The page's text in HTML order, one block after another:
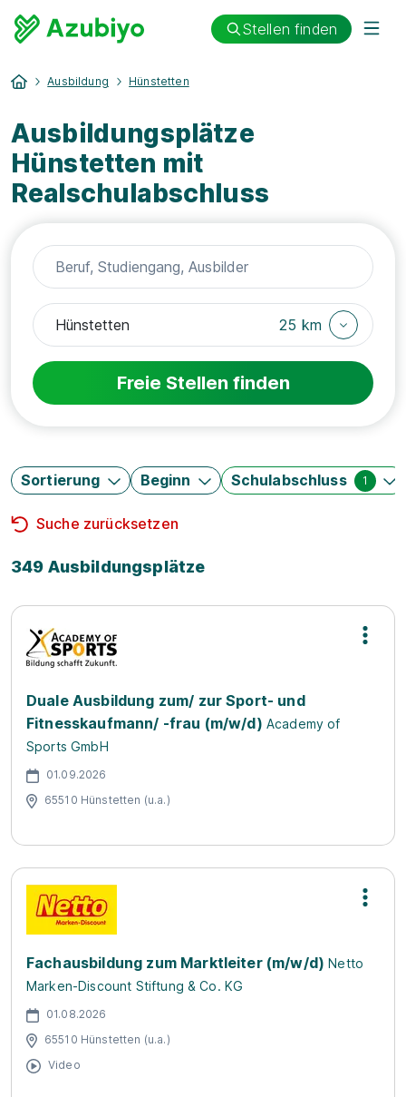
Stellen finden
Ausbildung Hünstetten
Ausbildungsplätze
Hünstetten mit
Realschulabschluss
25 km
Freie Stellen finden
Sortierung Beginn Schulabschluss 1
Suche zurücksetzen
349 Ausbildungsplätze
Duale Ausbildung zum/ zur Sport- und
Fitnesskaufmann/ -frau (m/w/d) Academy of
Sports GmbH
01.09.2026
65510 Hünstetten (u.a.)
Fachausbildung zum Marktleiter (m/w/d) Netto
Marken-Discount Stiftung & Co. KG
01.08.2026
65510 Hünstetten (u.a.)
Video